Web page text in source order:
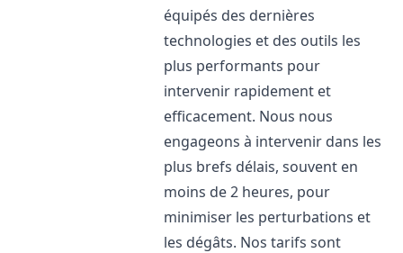
équipés des dernières
technologies et des outils les
plus performants pour
intervenir rapidement et
efficacement. Nous nous
engageons à intervenir dans les
plus brefs délais, souvent en
moins de 2 heures, pour
minimiser les perturbations et
les dégâts. Nos tarifs sont